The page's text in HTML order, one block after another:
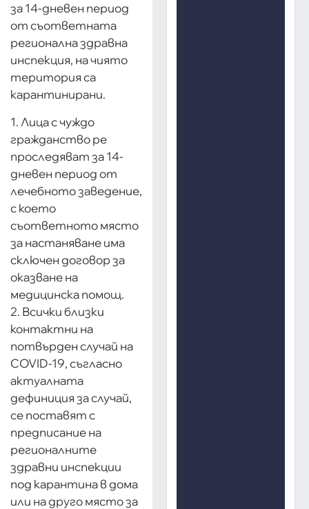
за 14-дневен период
от съответната
регионална здравна
инспекция, на чиято
територия са
карантинирани.
1. Лица с чуждо
гражданство ре
проследяват за 14-
дневен период от
лечебното заведение,
с което
съответното място
за настаняване има
сключен договор за
оказване на
медицинска помощ.
2. Всички близки
контактни на
потвърден случай на
COVID-19, съгласно
актуалната
дефиниция за случай,
се поставят с
предписание на
регионалните
здравни инспекции
под карантина в дома
или на друго място за